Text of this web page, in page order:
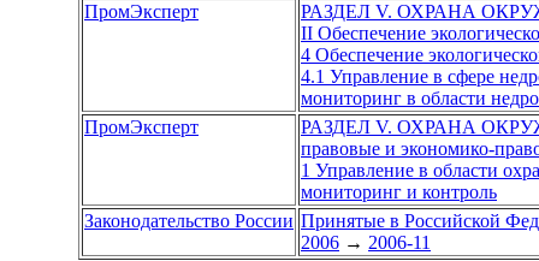
ПромЭксперт
РАЗДЕЛ V. ОХРАНА
II Обеспечение
4 Обеспечение
4.1 Управление в сфере
мониторинг в области
ПромЭксперт
РАЗДЕЛ V. ОХРАНА
правовые и экономико-
1 Управление в области
мониторинг и контроль
Законодательство России Принятые в Российской
2006 → 2006-11